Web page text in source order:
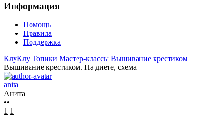
Информация
Помощь
Правила
Поддержка
КлуКлу Топики Мастер-классы Вышивание крестиком
Вышивание крестиком. На диете, схема
anita
Анита
••
1 1